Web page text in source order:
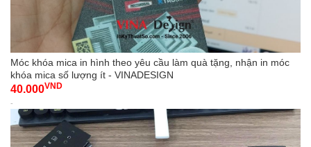
Móc khóa mica in hình theo yêu cầu làm quà tặng, nhận in móc
khóa mica số lượng ít - VINADESIGN
40.000VND
-